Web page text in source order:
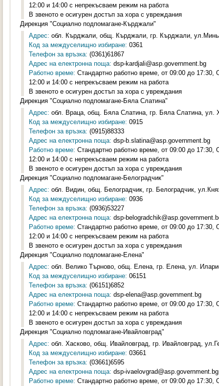
12:00 и 14:00 с непрекъсваем режим на работа
В звеното е осигурен достъп за хора с увреждания
Дирекция "Социално подпомагане-Кърджали"
Адрес: обл. Кърджали, общ. Кърджали, гр. Кърджали,
Код за междуселищно избиране: 0361
Телефон за връзка: (0361)61867
Адрес на електронна поща: dsp-kardjali@asp.government.bg
Работно време: Стандартно работно време, от 09:00 до
12:00 и 14:00 с непрекъсваем режим на работа
В звеното е осигурен достъп за хора с увреждания
Дирекция "Социално подпомагане-Бяла Слатина"
Адрес: обл. Враца, общ. Бяла Слатина, гр. Бяла Слатина,
Код за междуселищно избиране: 0915
Телефон за връзка: (0915)88333
Адрес на електронна поща: dsp-b.slatina@asp.government.bg
Работно време: Стандартно работно време, от 09:00 до
12:00 и 14:00 с непрекъсваем режим на работа
В звеното е осигурен достъп за хора с увреждания
Дирекция "Социално подпомагане-Белоградчик"
Адрес: обл. Видин, общ. Белоградчик, гр. Белоградчик,
Код за междуселищно избиране: 0936
Телефон за връзка: (0936)53227
Адрес на електронна поща: dsp-
Работно време: Стандартно работно време, от 09:00 до
12:00 и 14:00 с непрекъсваем режим на работа
В звеното е осигурен достъп за хора с увреждания
Дирекция "Социално подпомагане-Елена"
Адрес: обл. Велико Търново, общ. Елена, гр. Елена, ул.
Код за междуселищно избиране: 06151
Телефон за връзка: (06151)6852
Адрес на електронна поща: dsp-elena@asp.government.bg
Работно време: Стандартно работно време, от 09:00 до
12:00 и 14:00 с непрекъсваем режим на работа
В звеното е осигурен достъп за хора с увреждания
Дирекция "Социално подпомагане-Ивайловград"
Адрес: обл. Хасково, общ. Ивайловград, гр. Ивайловград,
Код за междуселищно избиране: 03661
Телефон за връзка: (03661)6595
Адрес на електронна поща: dsp-ivaelovgrad@asp.government.bg
Работно време: Стандартно работно време, от 09:00 до